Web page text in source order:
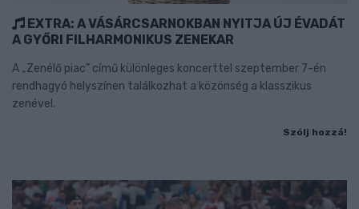
EXTRA: A VÁSÁRCSARNOKBAN NYITJA ÚJ ÉVADÁT
A GYŐRI FILHARMONIKUS ZENEKAR
A „Zenélő piac” című különleges koncerttel szeptember 7-én
rendhagyó helyszínen találkozhat a közönség a klasszikus
zenével.
Szólj hozzá!